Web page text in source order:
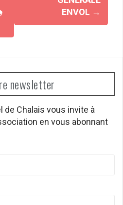
ENVOL →
newsletter
de Chalais vous invite à
en vous abonnant